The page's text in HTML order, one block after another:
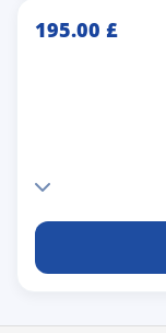
£
195.00